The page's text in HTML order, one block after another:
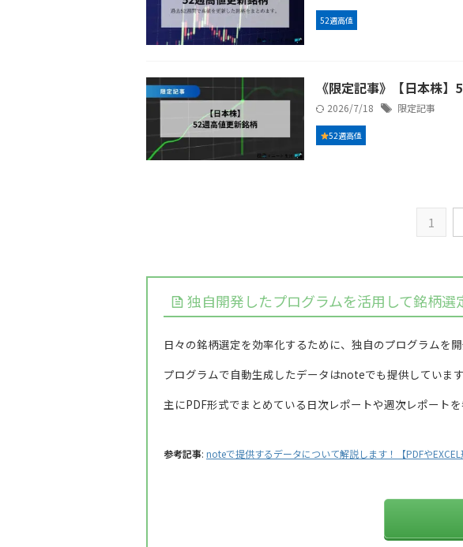
52週高値
《限定記事》【日本株】
2026/7/18 限定記事
52週高値
1
独自開発したプログラムを活用して銘柄選
日々の銘柄選定を効率化するために、独自のプログラムを
プログラムで自動生成したデータはnoteでも提供しています
主にPDF形式でまとめている日次レポートや週次レポート
参考記事: noteで提供するデータについて解説します！【PDFやEXCEL